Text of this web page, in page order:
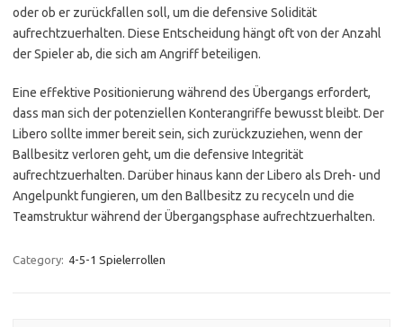
oder ob er zurückfallen soll, um die defensive Solidität
aufrechtzuerhalten. Diese Entscheidung hängt oft von der Anzahl
der Spieler ab, die sich am Angriff beteiligen.
Eine effektive Positionierung während des Übergangs erfordert,
dass man sich der potenziellen Konterangriffe bewusst bleibt. Der
Libero sollte immer bereit sein, sich zurückzuziehen, wenn der
Ballbesitz verloren geht, um die defensive Integrität
aufrechtzuerhalten. Darüber hinaus kann der Libero als Dreh- und
Angelpunkt fungieren, um den Ballbesitz zu recyceln und die
Teamstruktur während der Übergangsphase aufrechtzuerhalten.
Category: 4-5-1 Spielerrollen